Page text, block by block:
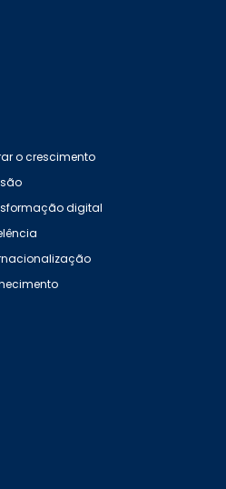
o crescimento
digital